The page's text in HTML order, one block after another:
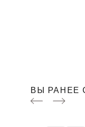
ВЫ РАНЕЕ